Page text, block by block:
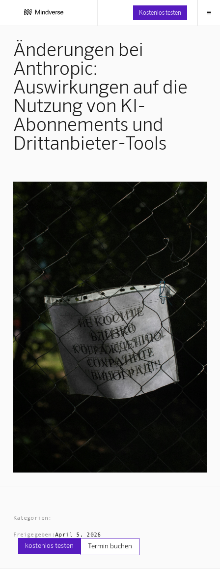
Kostenlos testen ≡
Änderungen bei
Anthropic:
Auswirkungen auf die
Nutzung von KI-
Abonnements und
Drittanbieter-Tools
Kategorien:
Freigegeben:April 5, 2026
kostenlos testen Termin buchen